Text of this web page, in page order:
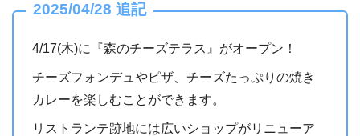
2025/04/28 追記
4/17(木)に『森のチーズテラス』がオープン！
チーズフォンデュやピザ、チーズたっぷりの焼き
カレーを楽しむことができます。
リストランテ跡地には広いショップがリニューア